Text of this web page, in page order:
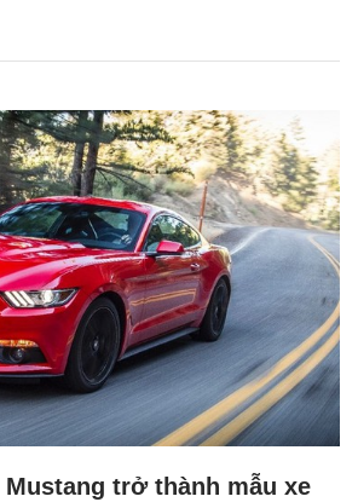
Mustang trở thành mẫu xe